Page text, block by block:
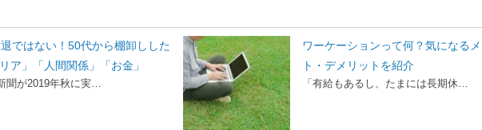
ではない！50代から棚卸しした
ア」「人間関係」「お金」
聞が2019年秋に実…
ワーケーションって何？気になる
ト・デメリットを紹介
「有給もあるし、たまには長期休…